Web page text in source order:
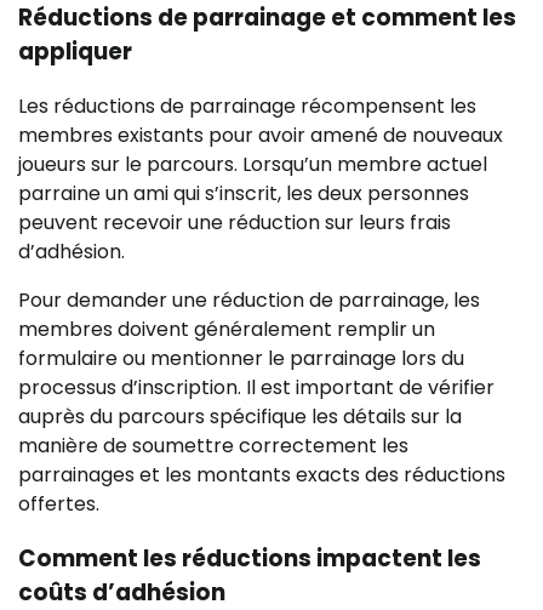
Réductions de parrainage et comment les
appliquer
Les réductions de parrainage récompensent les
membres existants pour avoir amené de nouveaux
joueurs sur le parcours. Lorsqu’un membre actuel
parraine un ami qui s’inscrit, les deux personnes
peuvent recevoir une réduction sur leurs frais
d’adhésion.
Pour demander une réduction de parrainage, les
membres doivent généralement remplir un
formulaire ou mentionner le parrainage lors du
processus d’inscription. Il est important de vérifier
auprès du parcours spécifique les détails sur la
manière de soumettre correctement les
parrainages et les montants exacts des réductions
offertes.
Comment les réductions impactent les
coûts d’adhésion